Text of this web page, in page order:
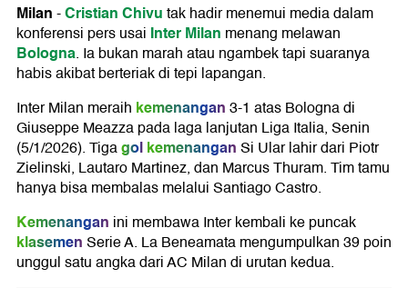
Milan-Cristian Chivutak hadir menemui media dalam
konferensi pers usai Inter Milan menang melawan
Bologna. Ia bukan marah atau ngambek tapi suaranya
habis akibat berteriak di tepi lapangan.
Inter Milan meraih kemenangan3-1 atas Bologna di
Giuseppe Meazza pada laga lanjutan Liga Italia, Senin
(5/1/2026). TigagolkemenanganSi Ular lahir dari Piotr
Zielinski, Lautaro Martinez, dan Marcus Thuram. Tim tamu
hanya bisa membalas melalui Santiago Castro.
Kemenangan ini membawa Inter kembali ke puncak
klasemenSerie A. La Beneamata mengumpulkan 39 poin
unggul satu angka dari AC Milan di urutan kedua.